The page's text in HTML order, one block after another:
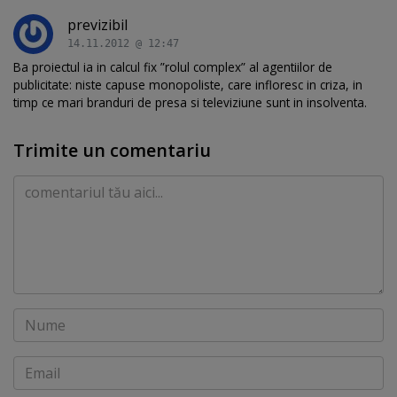
previzibil
14.11.2012 @ 12:47
Ba proiectul ia in calcul fix ”rolul complex” al agentiilor de
publicitate: niste capuse monopoliste, care infloresc in criza, in
timp ce mari branduri de presa si televiziune sunt in insolventa.
Trimite un comentariu
Comentariu
Nume
Email